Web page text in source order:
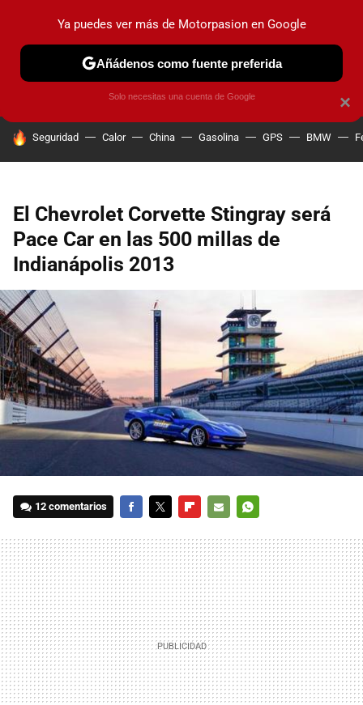
PRUEBAS COCHES ELÉCTRICOS OBSERVATORIO
HOY SE HABLA DE
Seguridad Calor China Gasolina GPS BMW
El Chevrolet Corvette Stingray será
Pace Car en las 500 millas de
Indianápolis 2013
12 comentarios
MAIL
×
Ya puedes ver más de Motorpasion en Google
Añádenos como fuente preferida
Solo necesitas una cuenta de Google